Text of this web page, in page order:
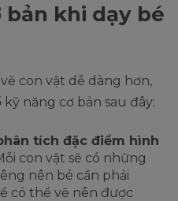
bản khi dạy bé
con vật dễ dàng hơn,
năng cơ bản sau đây:
tích đặc điểm hình
con vật sẽ có những
nên bé cần phải
có thể vẽ nên được